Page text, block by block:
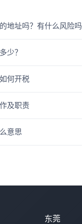
地址吗？有什么风险吗
少？
何开税
及职责
意思
东莞